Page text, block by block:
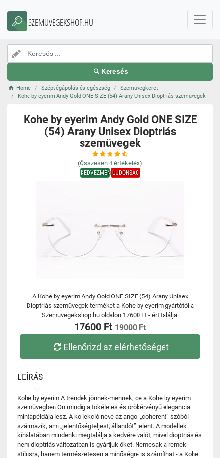
SZEMUVEGEKSHOP.HU
Keresés
Home Szépségápolás és egészség
Szemüvegkeret
Kohe by eyerim Andy Gold ONE SIZE (54) Arany Unisex Dioptriás szemüvegek
Kohe by eyerim Andy Gold ONE SIZE
(54) Arany Unisex Dioptriás
szemüvegek
(Összesen 4 értékelés)
KEDVEZMÉNYÚJDONSÁG
A Kohe by eyerim Andy Gold ONE SIZE (54) Arany Unisex
Dioptriás szemüvegek terméket a Kohe by eyerim gyártótól a
Szemuvegekshop.hu oldalon 17600 Ft - ért találja.
17600 Ft 19000 Ft
Ellenőrizd az elérhetőséget
LEÍRÁS
Kohe by eyerim A trendek jönnek-mennek, de a Kohe by eyerim
szemüvegben Ön mindig a tökéletes és örökérvényű elegancia
mintapéldája lesz. A kollekció neve az angol „coherent” szóból
származik, ami „jelentőségteljest, állandót” jelent. A modellek
kínálatában mindenki megtalálja a kedvére valót, mivel dioptriás és
nem dioptriás változatban is gyártjuk őket. Nemcsak a remek
stílusra, hanem természetesen a minőségre is számíthat - a Kohe